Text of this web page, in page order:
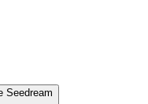
Seedream